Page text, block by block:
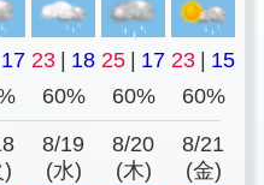
17 23 18 25 17 23
15
60% 60% 60%
)
8/19
(水)
8/20
(木)
8/21
(金)